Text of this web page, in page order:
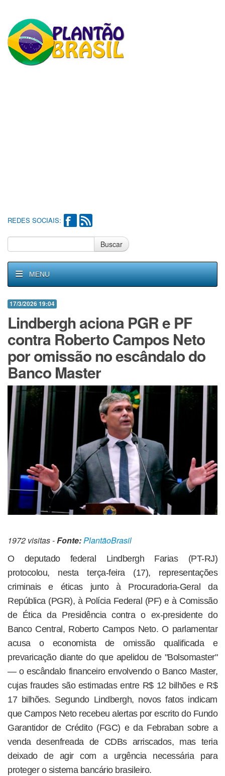
REDES SOCIAIS:
Buscar
MENU
17/3/2026 19:04
Lindbergh aciona PGR e PF
contra Roberto Campos Neto
por omissão no escândalo do
Banco Master
1972 visitas -Fonte:PlantãoBrasil
O deputado federal Lindbergh Farias (PT-RJ)
protocolou, nesta terça-feira (17), representações
criminais e éticas junto à Procuradoria-Geral da
República (PGR), à Polícia Federal (PF) e à Comissão
de Ética da Presidência contra o ex-presidente do
Banco Central, Roberto Campos Neto. O parlamentar
acusa o economista de omissão qualificada e
prevaricação diante do que apelidou de "Bolsomaster"
— o escândalo financeiro envolvendo o Banco Master,
cujas fraudes são estimadas entre R$ 12 bilhões e R$
17 bilhões. Segundo Lindbergh, novos fatos indicam
que Campos Neto recebeu alertas por escrito do Fundo
Garantidor de Crédito (FGC) e da Febraban sobre a
venda desenfreada de CDBs arriscados, mas teria
deixado de agir com a urgência necessária para
proteger o sistema bancário brasileiro.